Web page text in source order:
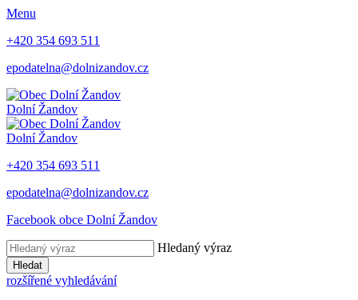
Menu
+420 354 693 511
epodatelna@dolnizandov.cz
Dolní Žandov
Dolní Žandov
+420 354 693 511
epodatelna@dolnizandov.cz
Facebook obce Dolní Žandov
Hledaný výraz
Hledat
rozšířené vyhledávání